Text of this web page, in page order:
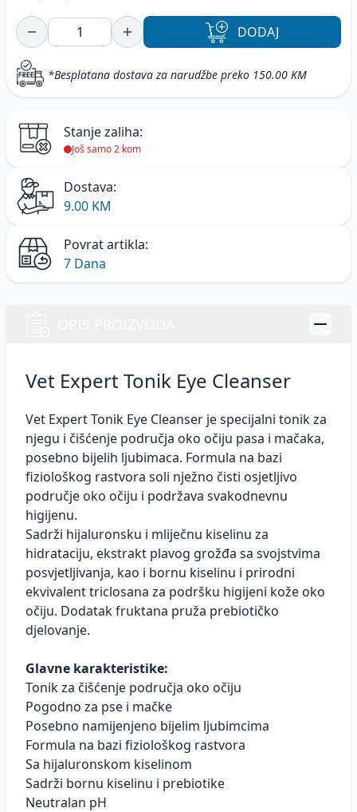
DODAJ
*Besplatana dostava za narudžbe preko 150.00 KM
Stanje zaliha:
Još samo 2 kom
Dostava:
9.00 KM
Povrat artikla:
7 Dana
Vet Expert Tonik Eye Cleanser
Vet Expert Tonik Eye Cleanser je specijalni tonik za
njegu i čišćenje područja oko očiju pasa i mačaka,
posebno bijelih ljubimaca. Formula na bazi
fiziološkog rastvora soli nježno čisti osjetljivo
područje oko očiju i podržava svakodnevnu
higijenu.
Sadrži hijaluronsku i mliječnu kiselinu za
hidrataciju, ekstrakt plavog grožđa sa svojstvima
posvjetljivanja, kao i bornu kiselinu i prirodni
ekvivalent triclosana za podršku higijeni kože oko
očiju. Dodatak fruktana pruža prebiotičko
djelovanje.
Glavne karakteristike:
Tonik za čišćenje područja oko očiju
Pogodno za pse i mačke
Posebno namijenjeno bijelim ljubimcima
Formula na bazi fiziološkog rastvora
Sa hijaluronskom kiselinom
Sadrži bornu kiselinu i prebiotike
Neutralan pH